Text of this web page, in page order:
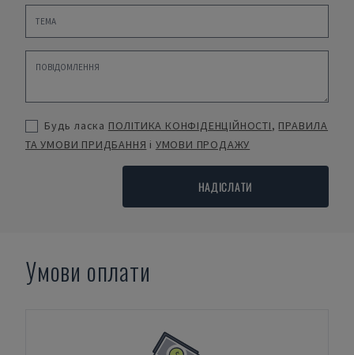
Будь ласка ПОЛІТИКА КОНФІДЕНЦІЙНОСТІ, ПРАВИЛА
ТА УМОВИ ПРИДБАННЯ і УМОВИ ПРОДАЖУ
НАДІСЛАТИ
Умови оплати